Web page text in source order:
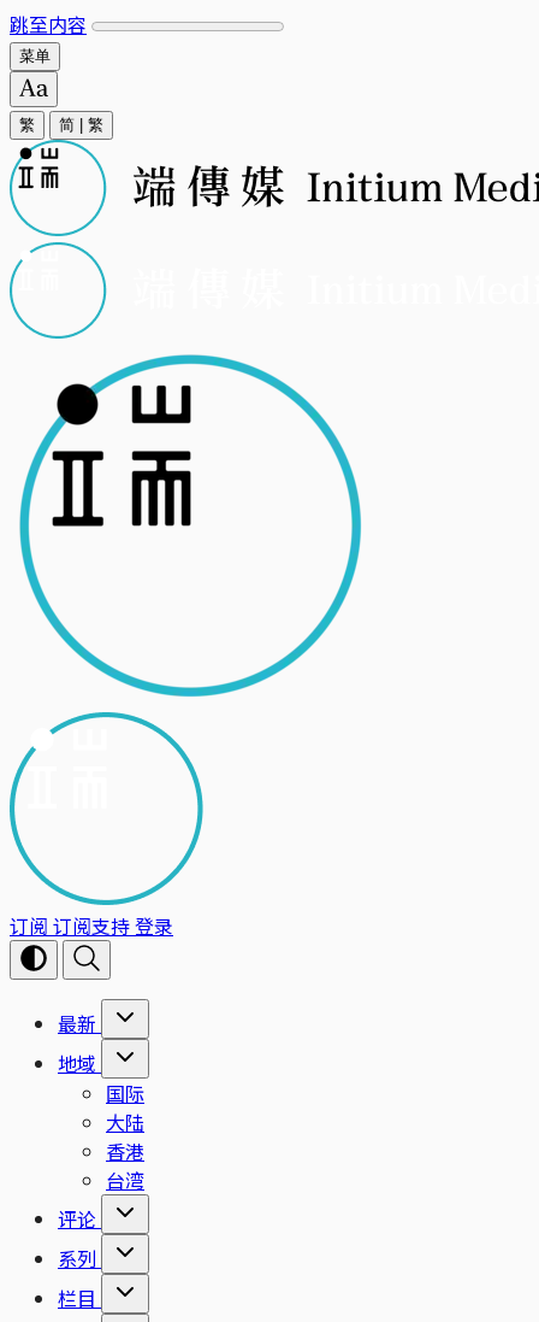
跳至内容
菜单
繁 简 繁
订阅 订阅支持登录
最新
地域
国际
大陆
香港
台湾
评论
系列
栏目